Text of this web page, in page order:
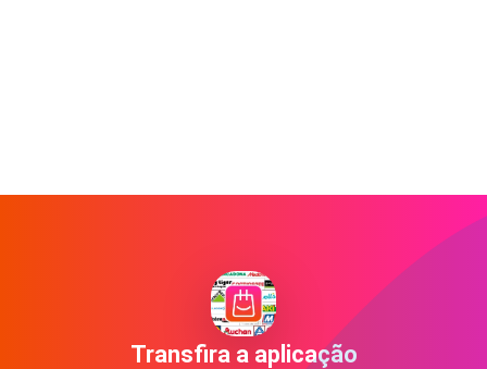
Transfira a aplicação